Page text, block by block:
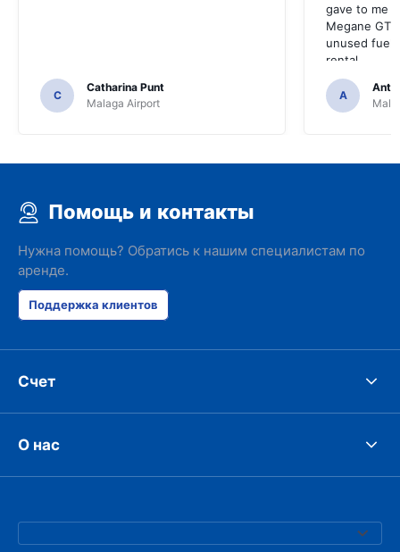
C
Catharina Punt
Malaga Airport
gave to me
Megane GT
unused fuel.
rental.
A
Antti
Помощь и контакты
Нужна помощь? Обратись к нашим специалистам по
аренде.
Поддержка клиентов
Счет
О нас